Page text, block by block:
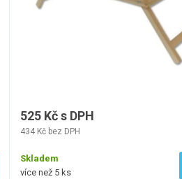
525 Kč s DPH
434 Kč bez DPH
Skladem
více než 5 ks